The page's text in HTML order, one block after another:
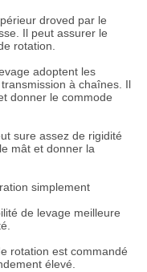
droved par le
Il peut assurer le
rotation.
adoptent les
à chaînes. Il
donner le commode
sure assez de rigidité
mât et donner la
simplement
de levage meilleure
rotation est commandé
élevé.